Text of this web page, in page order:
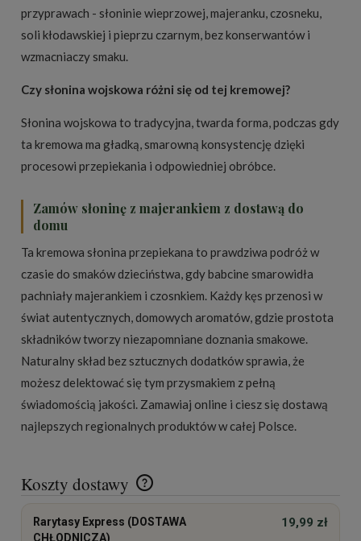
przyprawach - słoninie wieprzowej, majeranku, czosneku,
soli kłodawskiej i pieprzu czarnym, bez konserwantów i
wzmacniaczy smaku.
Czy słonina wojskowa różni się od tej kremowej?
Słonina wojskowa to tradycyjna, twarda forma, podczas gdy
ta kremowa ma gładką, smarowną konsystencję dzięki
procesowi przepiekania i odpowiedniej obróbce.
Zamów słoninę z majerankiem z dostawą do
domu
Ta kremowa słonina przepiekana to prawdziwa podróż w
czasie do smaków dzieciństwa, gdy babcine smarowidła
pachniały majerankiem i czosnkiem. Każdy kęs przenosi w
świat autentycznych, domowych aromatów, gdzie prostota
składników tworzy niezapomniane doznania smakowe.
Naturalny skład bez sztucznych dodatków sprawia, że
możesz delektować się tym przysmakiem z pełną
świadomością jakości. Zamawiaj online i ciesz się dostawą
najlepszych regionalnych produktów w całej Polsce.
Koszty dostawy
Cena nie zawiera ewentualnych kosztów płatności
Rarytasy Express (DOSTAWA
CHŁODNICZA)
19,99 zł